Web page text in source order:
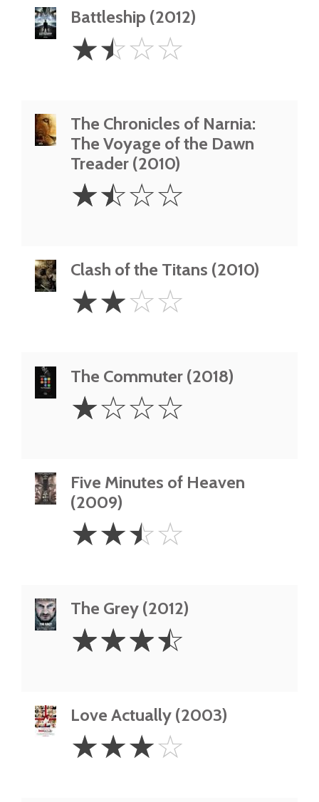
Battleship (2012)
1.5
Stars
☆☆☆☆
The Chronicles of Narnia:
The Voyage of the Dawn
Treader (2010)
1.5
Stars
☆☆☆☆
Clash of the Titans (2010)
Stars
☆☆☆☆
The Commuter (2018)
Star
☆☆☆☆
Five Minutes of Heaven
(2009)
2.5
Stars
☆☆☆☆
The Grey (2012)
3.5
Stars
☆☆☆☆
Love Actually (2003)
Stars
☆☆☆☆